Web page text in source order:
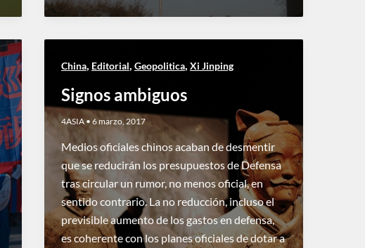
China, Editorial, Geopolitica, Xi Jinping
Signos ambiguos
4ASIA • 6 marzo, 2017
Medios oficiales chinos acaban de desmentir
que se reducirán los presupuestos de Defensa
tras circular un rumor, no menos oficial, en
sentido contrario. La no reducción, incluso el
previsible aumento de los gastos en defensa,
es coherente con los planes oficiales de dotar a